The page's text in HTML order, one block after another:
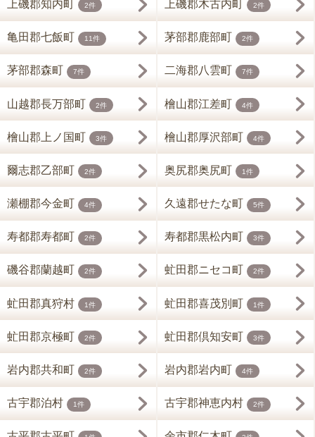
上磯郡知内町 2件 上磯郡木古内町 2件
亀田郡七飯町 11件 茅部郡鹿部町 2件
茅部郡森町 7件 二海郡八雲町 7件
山越郡長万部町 2件 檜山郡江差町 4件
檜山郡上ノ国町 3件 檜山郡厚沢部町 4件
爾志郡乙部町 2件 奥尻郡奥尻町 1件
瀬棚郡今金町 4件 久遠郡せたな町 5件
寿都郡寿都町 2件 寿都郡黒松内町 3件
磯谷郡蘭越町 2件 虻田郡ニセコ町 2件
虻田郡真狩村 1件 虻田郡喜茂別町 1件
虻田郡京極町 2件 虻田郡倶知安町 3件
岩内郡共和町 2件 岩内郡岩内町 4件
古宇郡泊村 1件 古宇郡神恵内村 2件